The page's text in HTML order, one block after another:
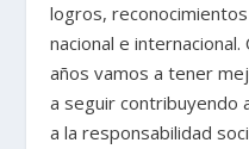
logros,
nacional e
años vamos a tener
a seguir contribuyendo
a la responsabilidad